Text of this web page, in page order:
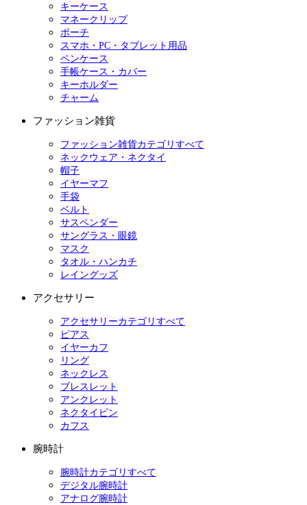
キーケース
マネークリップ
ポーチ
スマホ・PC・タブレット用品
ペンケース
手帳ケース・カバー
キーホルダー
チャーム
ファッション雑貨
ファッション雑貨カテゴリすべて
ネックウェア・ネクタイ
帽子
イヤーマフ
手袋
ベルト
サスペンダー
サングラス・眼鏡
マスク
タオル・ハンカチ
レイングッズ
アクセサリー
アクセサリーカテゴリすべて
ピアス
イヤーカフ
リング
ネックレス
ブレスレット
アンクレット
ネクタイピン
カフス
腕時計
腕時計カテゴリすべて
デジタル腕時計
アナログ腕時計